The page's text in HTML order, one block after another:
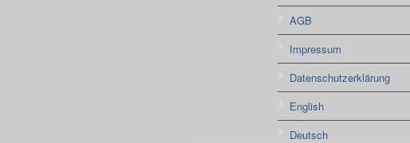
AGB
Impressum
Datenschutzerklärung
English
Deutsch